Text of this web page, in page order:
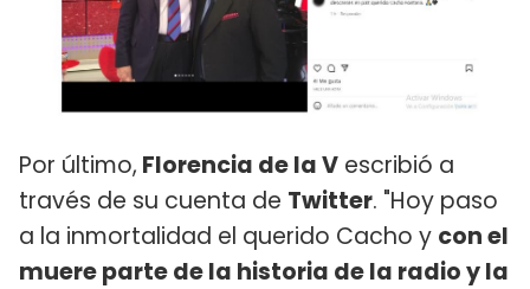
Por último, Florencia de la V escribió a
través de su cuenta de Twitter. "Hoy paso
a la inmortalidad el querido Cacho y con el
muere parte de la historia de la radio y la